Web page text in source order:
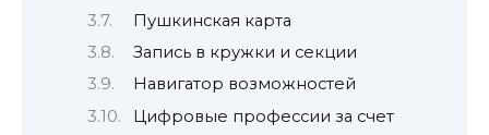
Пушкинская карта
Запись в кружки и секции
Навигатор возможностей
Цифровые профессии за счет